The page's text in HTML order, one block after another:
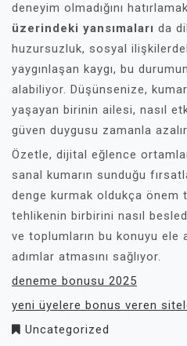
deneyim olmadığını
üzerindeki yansımaları da
huzursuzluk, sosyal
yaygınlaşan kaygı, bu
alabiliyor. Düşünsenize,
yaşayan birinin ailesi, nasıl
güven duygusu zamanla
Özetle, dijital eğlence
sanal kumarın sunduğu
denge kurmak oldukça önem
tehlikenin birbirini nasıl
ve toplumların bu konuyu ele
adımlar atmasını sağlıyor.
deneme bonusu 2025
yeni üyelere bonus veren
Uncategorized